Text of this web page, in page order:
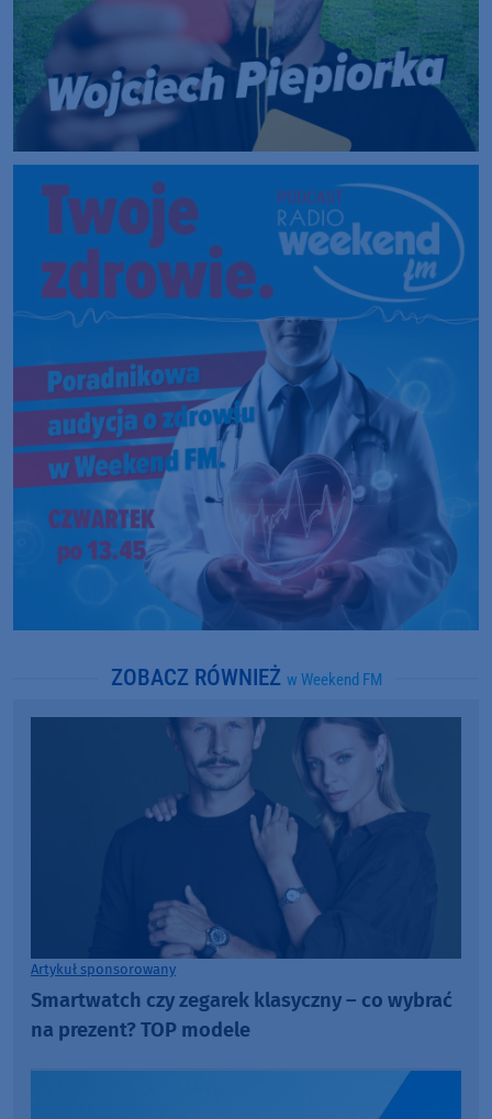
ZOBACZ RÓWNIEŻ w Weekend FM
Artykuł sponsorowany
Smartwatch czy zegarek klasyczny – co wybrać
na prezent? TOP modele